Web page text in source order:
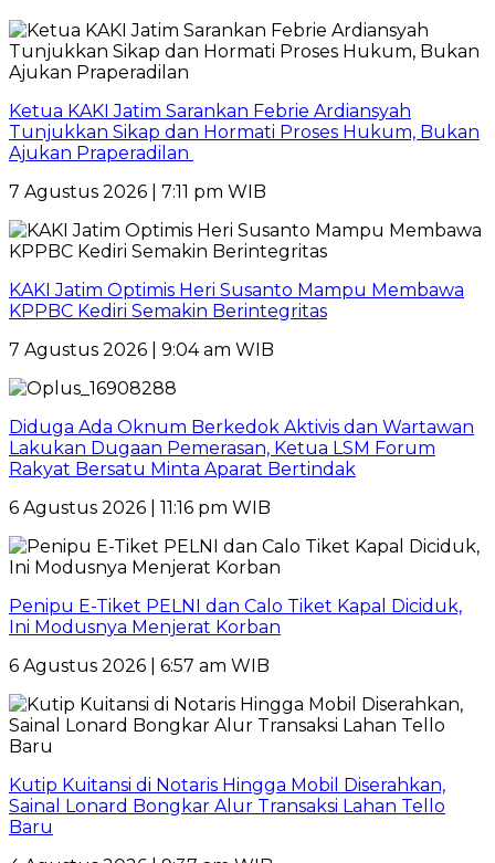
Ketua KAKI Jatim Sarankan Febrie Ardiansyah
Tunjukkan Sikap dan Hormati Proses Hukum, Bukan
Ajukan Praperadilan
7 Agustus 2026 | 7:11 pm WIB
KAKI Jatim Optimis Heri Susanto Mampu Membawa
KPPBC Kediri Semakin Berintegritas
7 Agustus 2026 | 9:04 am WIB
Diduga Ada Oknum Berkedok Aktivis dan Wartawan
Lakukan Dugaan Pemerasan, Ketua LSM Forum
Rakyat Bersatu Minta Aparat Bertindak
6 Agustus 2026 | 11:16 pm WIB
Penipu E-Tiket PELNI dan Calo Tiket Kapal Diciduk,
Ini Modusnya Menjerat Korban
6 Agustus 2026 | 6:57 am WIB
Kutip Kuitansi di Notaris Hingga Mobil Diserahkan,
Sainal Lonard Bongkar Alur Transaksi Lahan Tello
Baru